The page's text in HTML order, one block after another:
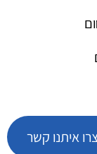
איתנו קשר